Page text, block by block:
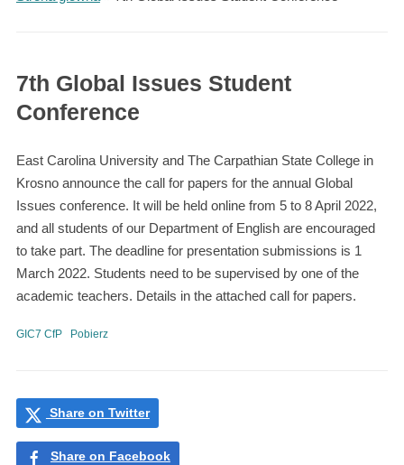
7th Global Issues Student
Conference
East Carolina University and The Carpathian State College in
Krosno announce the call for papers for the annual Global
Issues conference. It will be held online from 5 to 8 April 2022,
and all students of our Department of English are encouraged
to take part. The deadline for presentation submissions is 1
March 2022. Students need to be supervised by one of the
academic teachers. Details in the attached call for papers.
GIC7 CfP Pobierz
Share on Twitter
Share on Facebook